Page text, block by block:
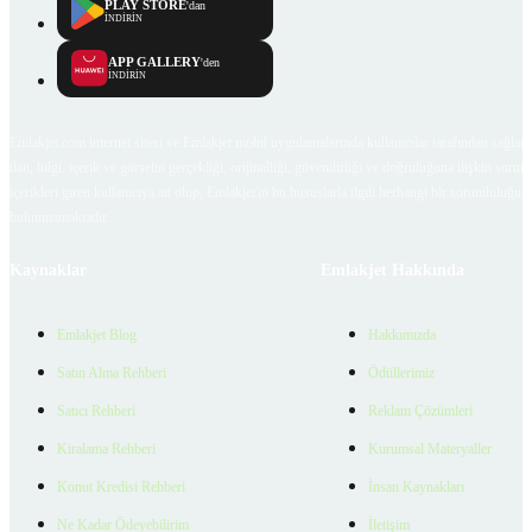
PLAY STORE'dan
İNDİRİN
APP GALLERY'den
İNDİRİN
Emlakjet Blog
Satın Alma Rehberi
Satıcı Rehberi
Kiralama Rehberi
Konut Kredisi Rehberi
Ne Kadar Ödeyebilirim
Hakkımızda
Ödüllerimiz
Reklam Çözümleri
Kurumsal Materyaller
İnsan Kaynakları
İletişim